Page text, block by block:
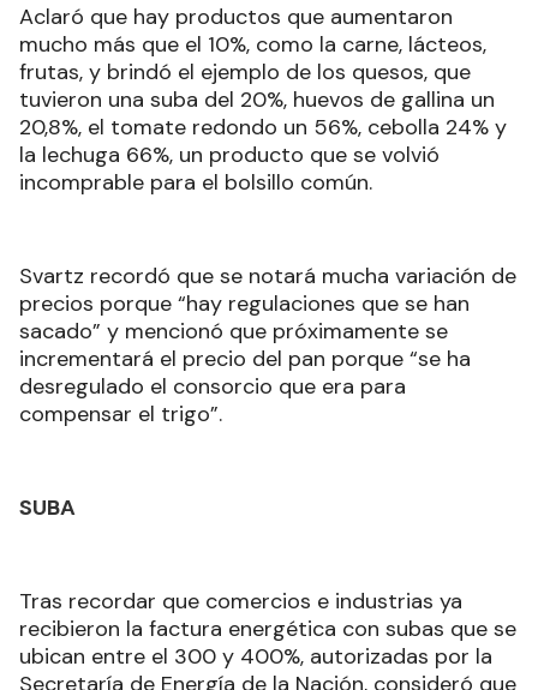
Aclaró que hay productos que aumentaron
mucho más que el 10%, como la carne, lácteos,
frutas, y brindó el ejemplo de los quesos, que
tuvieron una suba del 20%, huevos de gallina un
20,8%, el tomate redondo un 56%, cebolla 24% y
la lechuga 66%, un producto que se volvió
incomprable para el bolsillo común.
Svartz recordó que se notará mucha variación de
precios porque “hay regulaciones que se han
sacado” y mencionó que próximamente se
incrementará el precio del pan porque “se ha
desregulado el consorcio que era para
compensar el trigo”.
SUBA
Tras recordar que comercios e industrias ya
recibieron la factura energética con subas que se
ubican entre el 300 y 400%, autorizadas por la
Secretaría de Energía de la Nación, consideró que